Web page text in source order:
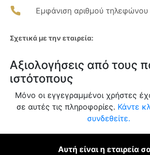
Εμφάνιση αριθμού τηλεφώνου
Σχετικά με την εταιρεία:
Αξιολογήσεις από τους
ιστότοπους
Μόνο οι εγγεγραμμένοι χρήστες
σε αυτές τις πληροφορίες. Κάντε
συνδεθείτε.
Αυτή είναι η εταιρεία